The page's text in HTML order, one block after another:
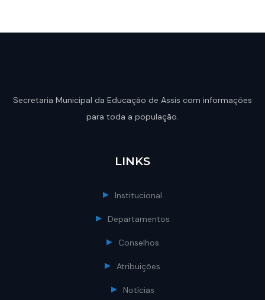
Secretaria Municipal da Educação de Assis com informações
para toda a população.
LINKS
Institucional
Departamentos
Conselhos
Atribuições
Notícias